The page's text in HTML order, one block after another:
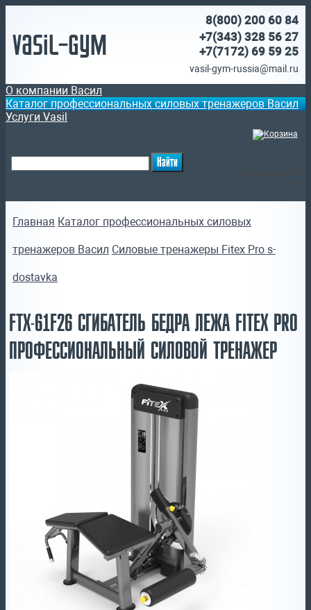
Vasil-Gym
8(800) 200 60 84
+7(343) 328 56 27
+7(7172) 69 59 25
vasil-gym-russia@mail.ru
О компании Васил
Каталог профессиональных силовых тренажеров Васил
Услуги Vasil
Главная Каталог профессиональных силовых
тренажеров Васил Силовые тренажеры Fitex Pro s-
dostavka
FTX-61F26 СГИБАТЕЛЬ БЕДРА ЛЕЖА FITEX PRO
ПРОФЕССИОНАЛЬНЫЙ СИЛОВОЙ ТРЕНАЖЕР